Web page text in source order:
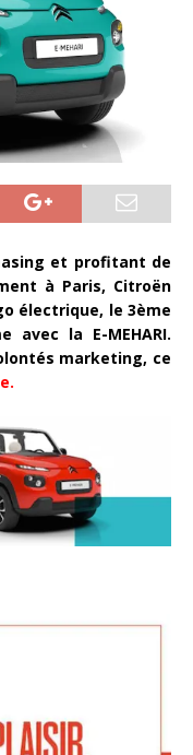
et profitant de
à Paris, Citroën
électrique, le 3ème
avec la E-MEHARI.
marketing, ce